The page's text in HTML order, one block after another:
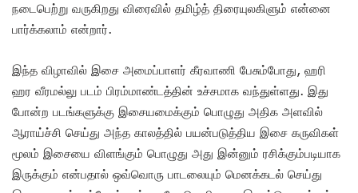
நடைபெற்று வருகிறது விரைவில் தமிழ்த் திரையுலகிளும் என்னை
பார்க்கலாம் என்றார்.
இந்த விழாவில் இசை அமைப்பாளர் கீரவாணி பேசும்போது, ஹரி
ஹர வீரமல்லு படம் பிரம்மாண்டத்தின் உச்சமாக வந்துள்ளது. இது
போன்ற படங்களுக்கு இசையமைக்கும் பொழுது அதிக அளவில்
ஆராய்ச்சி செய்து அந்த காலத்தில் பயன்படுத்திய இசை கருவிகள்
மூலம் இசையை விளங்கும் பொழுது அது இன்னும் ரசிக்கும்படியாக
இருக்கும் என்பதால் ஒவ்வொரு பாடலையும் மெனக்கடல் செய்து